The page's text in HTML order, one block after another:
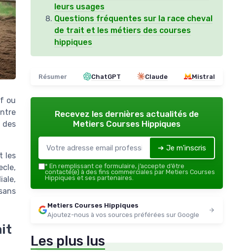
ou
les
leurs usages
Questions fréquentes sur la race cheval
de trait et les métiers des courses
hippiques
Résumer ChatGPT Claude Mistral
Recevez les dernières actualités de
Metiers Courses Hippiques
➔ Je m'inscris
* En remplissant ce formulaire, j’accepte d’être
contacté(e) à des fins commerciales par Metiers Courses
Hippiques et ses partenaires.
Metiers Courses Hippiques
Ajoutez-nous à vos sources préférées sur Google
Les plus lus